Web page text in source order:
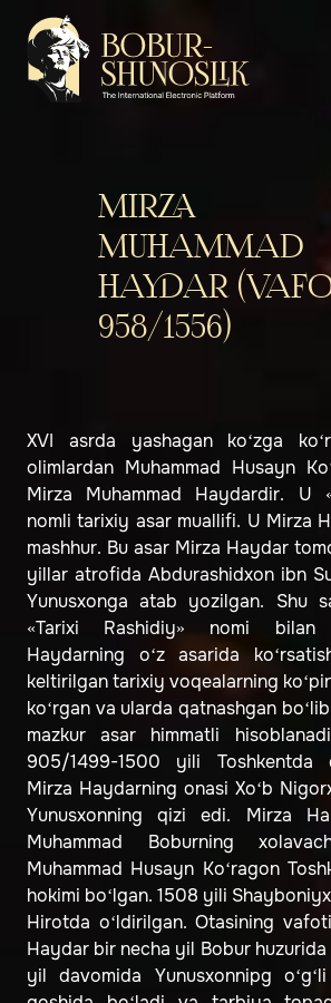
MIRZA
MUHAMMAD
HAYDAR
958/1556)
XVI asrda yashagan ko‘zga
olimlardan Muhammad Husayn
Mirza Muhammad Haydardir. U
nomli tarixiy asar muallifi. U Mirza
mashhur. Bu asar Mirza Haydar
yillar atrofida Abdurashidxon ibn
Yunusxonga atab yozilgan. Shu
«Tarixi Rashidiy» nomi bilan
Haydarning o‘z asarida
keltirilgan tarixiy voqealarning
ko‘rgan va ularda qatnashgan
mazkur asar himmatli
905/1499-1500 yili Toshkentda
Mirza Haydarning onasi Xo‘b
Yunusxonning qizi edi. Mirza
Muhammad Boburning
Muhammad Husayn Ko‘ragon
hokimi bo‘lgan. 1508 yili
Hirotda o‘ldirilgan. Otasining
Haydar bir necha yil Bobur huzurida
yil davomida Yunusxonnipg